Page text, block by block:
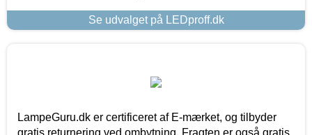
Se udvalget på LEDproff.dk
LampeGuru.dk er certificeret af E-mærket, og tilbyder
gratis returnering ved ombytning. Fragten er også gratis